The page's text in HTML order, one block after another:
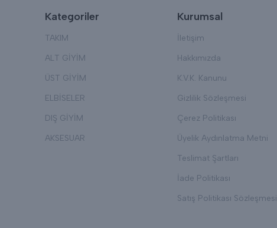
Kategoriler
TAKIM
ALT GİYİM
ÜST GİYİM
ELBİSELER
DIŞ GİYİM
AKSESUAR
Kurumsal
İletişim
Hakkımızda
K.V.K. Kanunu
Gizlilik Sözleşmesi
Çerez Politikası
Üyelik Aydınlatma Metni
Teslimat Şartları
İade Politikası
Satış Politikası Sözleşmesi